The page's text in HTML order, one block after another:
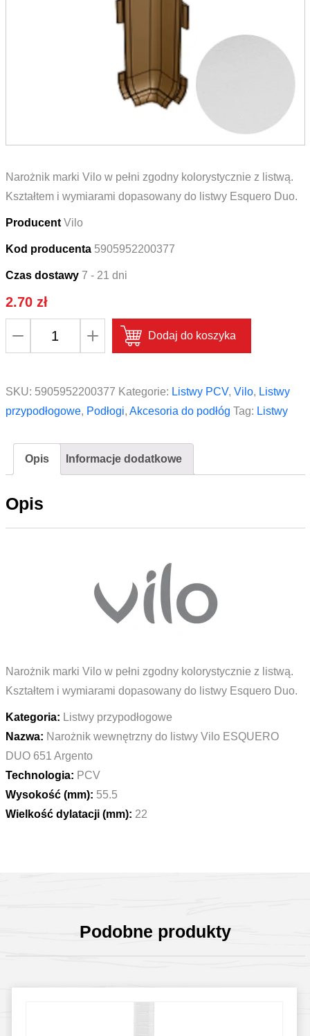
Narożnik marki Vilo w pełni zgodny kolorystycznie z listwą.
Kształtem i wymiarami dopasowany do listwy Esquero Duo.
Producent Vilo
Kod producenta 5905952200377
Czas dostawy 7 - 21 dni
2.70 zł
do
ESQUERO
DUO
Argento
Dodaj do koszyka
SKU: 5905952200377 Kategorie: Listwy PCV, Vilo, Listwy
przypodłogowe, Podłogi, Akcesoria do podłóg Tag: Listwy
Opis Informacje dodatkowe
Opis
Narożnik marki Vilo w pełni zgodny kolorystycznie z listwą.
Kształtem i wymiarami dopasowany do listwy Esquero Duo.
Kategoria: Listwy przypodłogowe
Nazwa: Narożnik wewnętrzny do listwy Vilo ESQUERO
DUO 651 Argento
Technologia: PCV
Wysokość (mm): 55.5
Wielkość dylatacji (mm): 22
Podobne produkty